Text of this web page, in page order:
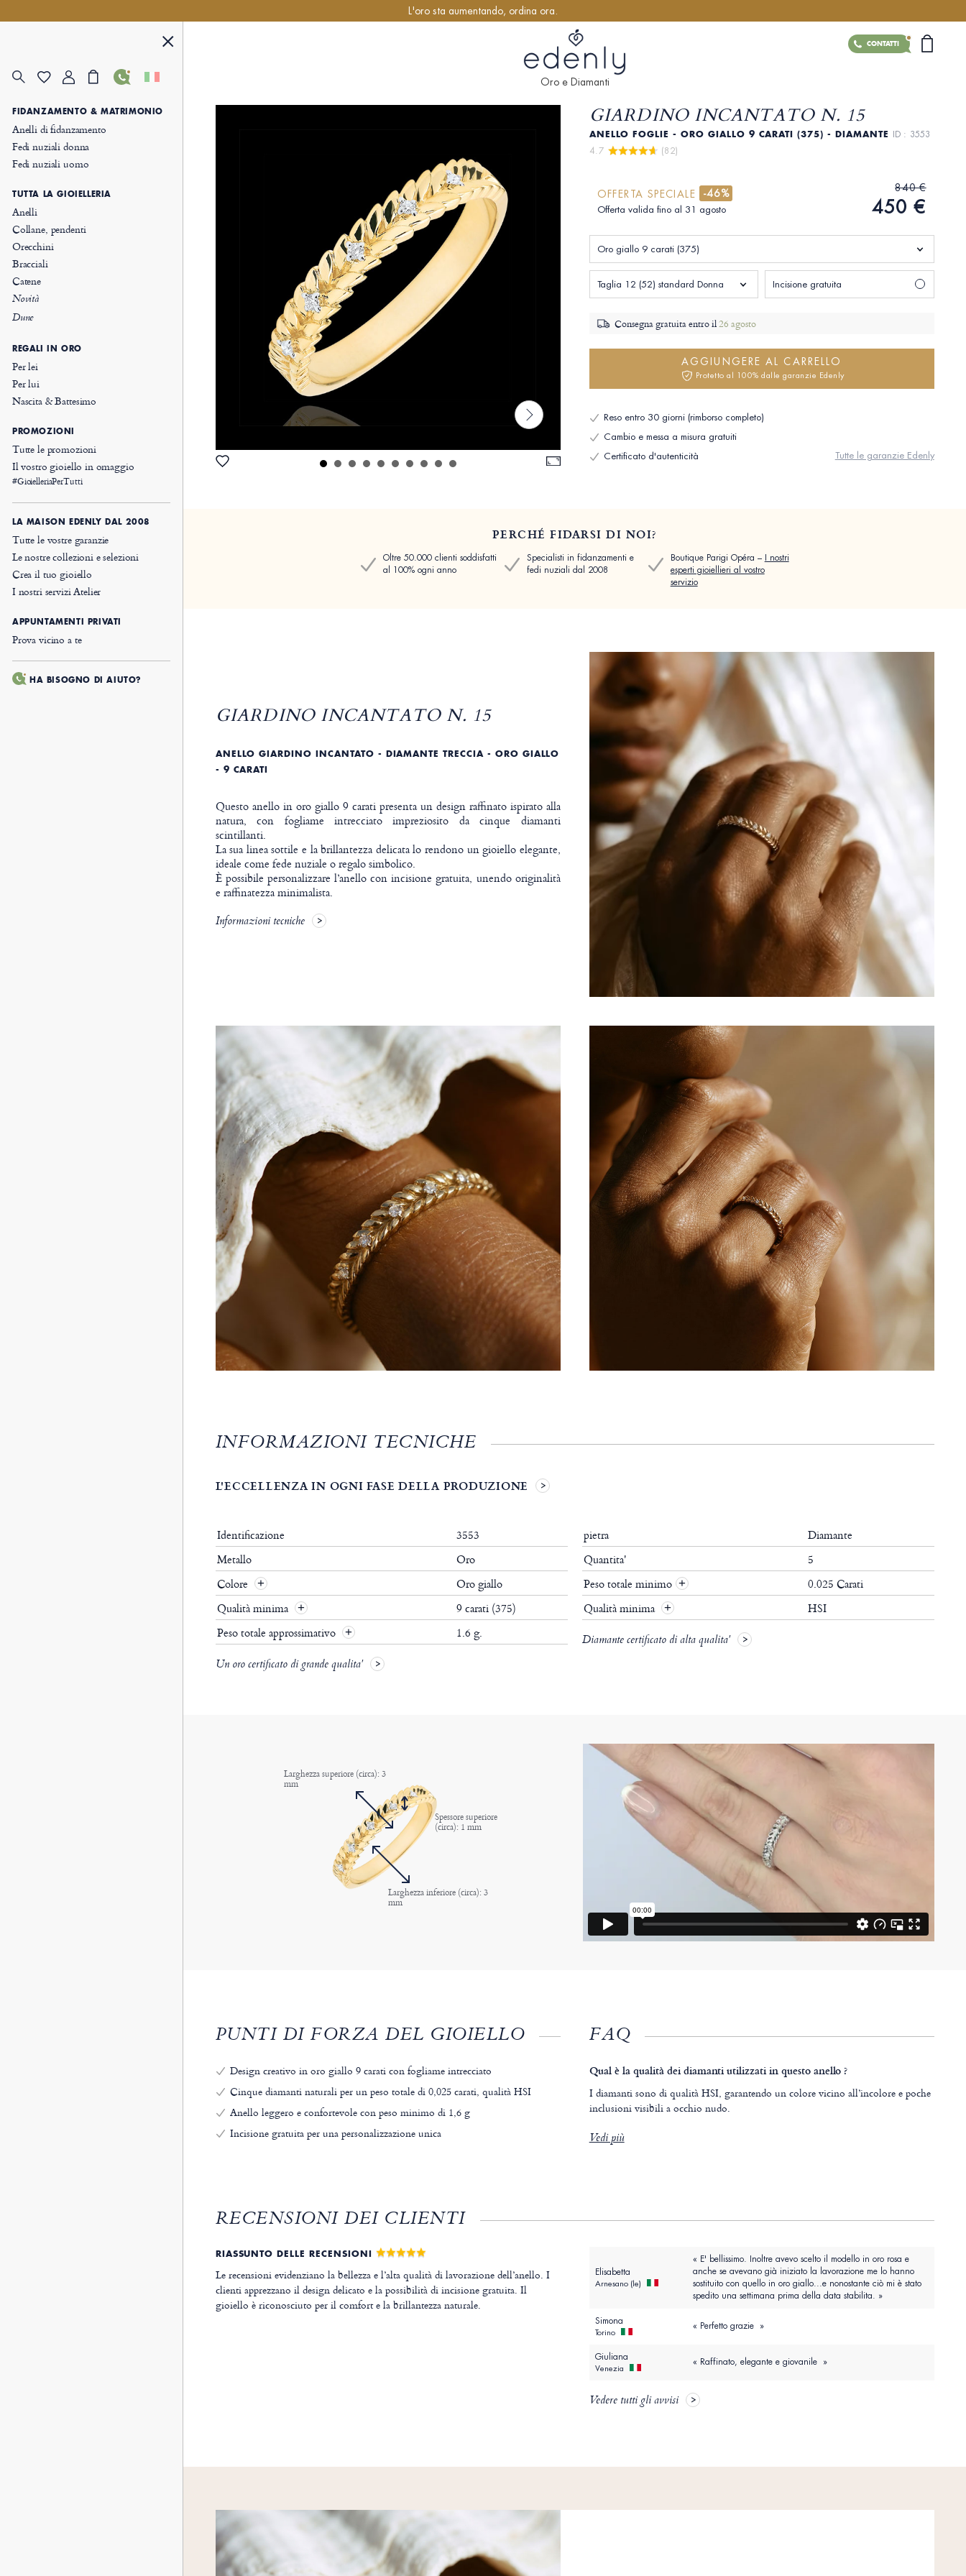
FIDANZAMENTO & MATRIMONIO
Anelli di fidanzamento
Fedi nuziali donna
Fedi nuziali uomo
TUTTA LA GIOIELLERIA
Anelli
Collane, pendenti
Orecchini
Bracciali
Catene
Novità
Dune
REGALI IN ORO
Per lei
Per lui
Nascita & Battesimo
PROMOZIONI
Tutte le promozioni
Il vostro gioiello in omaggio
#GioielleriaPerTutti
LA MAISON EDENLY DAL 2008
Tutte le vostre garanzie
Le nostre collezioni e selezioni
Crea il tuo gioiello
I nostri servizi Atelier
APPUNTAMENTI PRIVATI
Prova vicino a te
HA BISOGNO DI AIUTO?
L'oro sta aumentando, ordina ora.
CONTATTI
Oro e Diamanti
GIARDINO INCANTATO N. 15
ANELLO FOGLIE - ORO GIALLO 9 CARATI (375) - DIAMANTE ID : 3553
4.7
(82)
OFFERTA SPECIALE -46%
Offerta valida fino al 31 agosto
840 €
450 €
Oro giallo 9 carati (375)
Taglia 12 (52) standard Donna Incisione gratuita
Consegna gratuita entro il26 agosto
AGGIUNGERE AL CARRELLO
Protetto al 100% dalle garanzie Edenly
Reso entro 30 giorni (rimborso completo)
Cambio e messa a misura gratuiti
Certificato d'autenticità
Tutte le garanzie Edenly
PERCHÉ FIDARSI DI NOI?
Oltre 50.000 clienti soddisfatti
al 100% ogni anno
Specialisti in fidanzamenti e
fedi nuziali dal 2008
Boutique Parigi Opéra – I nostri
esperti gioiellieri al vostro
servizio
GIARDINO INCANTATO N. 15
ANELLO GIARDINO INCANTATO - DIAMANTE TRECCIA - ORO GIALLO
- 9 CARATI
Questo anello in oro giallo 9 carati presenta un design raffinato ispirato alla
natura, con fogliame intrecciato impreziosito da cinque diamanti
scintillanti.
La sua linea sottile e la brillantezza delicata lo rendono un gioiello elegante,
ideale come fede nuziale o regalo simbolico.
È possibile personalizzare l’anello con incisione gratuita, unendo originalità
e raffinatezza minimalista.
Informazioni tecniche
INFORMAZIONI TECNICHE
L'ECCELLENZA IN OGNI FASE DELLA PRODUZIONE
Identificazione
3553
Metallo
Oro
Colore
Oro giallo
Qualità minima
9 carati (375)
Peso totale approssimativo
1.6 g.
Un oro certificato di grande qualita'
pietra
Diamante
Quantita'
5
Peso totale minimo +
0.025 Carati
Qualità minima + HSI
Diamante certificato di alta qualita'
Larghezza superiore (circa): 3
mm
Spessore superiore
(circa): 1 mm
Larghezza inferiore (circa): 3
mm
PUNTI DI FORZA DEL GIOIELLO
Design creativo in oro giallo 9 carati con fogliame intrecciato
Cinque diamanti naturali per un peso totale di 0,025 carati, qualità HSI
Anello leggero e confortevole con peso minimo di 1,6 g
Incisione gratuita per una personalizzazione unica
FAQ
Qual è la qualità dei diamanti utilizzati in questo anello ?
I diamanti sono di qualità HSI, garantendo un colore vicino all’incolore e poche
inclusioni visibili a occhio nudo.
Vedi più
RECENSIONI DEI CLIENTI
RIASSUNTO DELLE RECENSIONI
Le recensioni evidenziano la bellezza e l’alta qualità di lavorazione dell’anello. I
clienti apprezzano il design delicato e la possibilità di incisione gratuita. Il
gioiello è riconosciuto per il comfort e la brillantezza naturale.
Elisabetta
Arnesano (le)
« E' bellissimo. Inoltre avevo scelto il modello in oro rosa e
anche se avevano già iniziato la lavorazione me lo hanno
sostituito con quello in oro giallo...e nonostante ciò mi è stato
spedito una settimana prima della data stabilita. »
Simona
Torino
« Perfetto grazie »
Giuliana
Venezia
« Raffinato, elegante e giovanile »
Vedere tutti gli avvisi